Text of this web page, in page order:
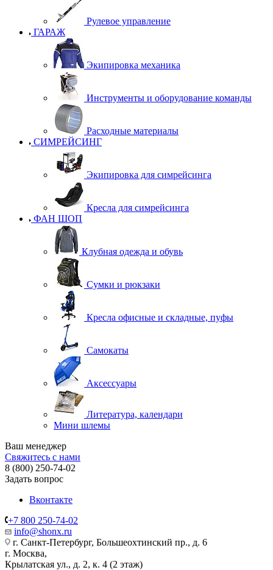
Рулевое управление
ГАРАЖ
Экипировка механика
Инструменты и оборудование команды
Расходные материалы
СИМРЕЙСИНГ
Экипировка для симрейсинга
Кресла для симрейсинга
ФАН ШОП
Клубная одежда и обувь
Сумки и рюкзаки
Кресла офисные и складные, пуфы
Самокаты
Аксессуары
Литература, календари
Мини шлемы
Ваш менеджер
Свяжитесь с нами
8 (800) 250-74-02
Задать вопрос
Вконтакте
+7 800 250-74-02
info@shonx.ru
г. Санкт-Петербург, Большеохтинский пр., д. 6
г. Москва,
Крылатская ул., д. 2, к. 4 (2 этаж)